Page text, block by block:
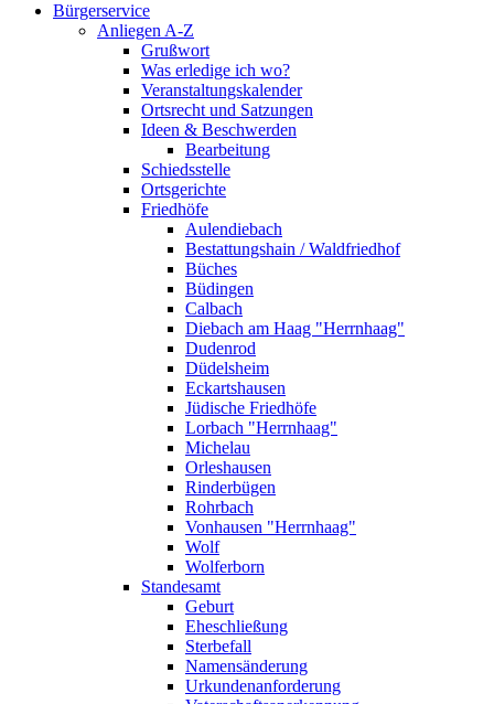
Bürgerservice
Anliegen A-Z
Grußwort
Was erledige ich wo?
Veranstaltungskalender
Ortsrecht und Satzungen
Ideen & Beschwerden
Bearbeitung
Schiedsstelle
Ortsgerichte
Friedhöfe
Aulendiebach
Bestattungshain / Waldfriedhof
Büches
Büdingen
Calbach
Diebach am Haag "Herrnhaag"
Dudenrod
Düdelsheim
Eckartshausen
Jüdische Friedhöfe
Lorbach "Herrnhaag"
Michelau
Orleshausen
Rinderbügen
Rohrbach
Vonhausen "Herrnhaag"
Wolf
Wolferborn
Standesamt
Geburt
Eheschließung
Sterbefall
Namensänderung
Urkundenanforderung